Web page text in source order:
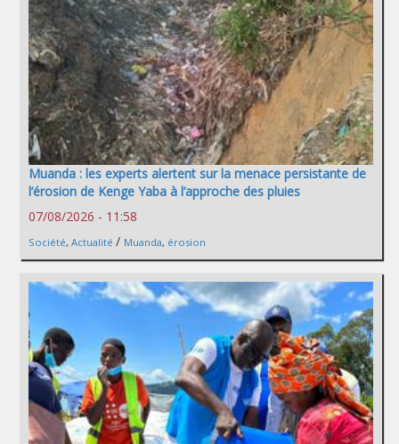
Muanda : les experts alertent sur la menace persistante de
l’érosion de Kenge Yaba à l’approche des pluies
07/08/2026 - 11:58
Société, Actualité / Muanda, érosion